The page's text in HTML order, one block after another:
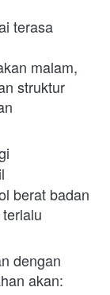
terasa
struktur
berat badan
akan: